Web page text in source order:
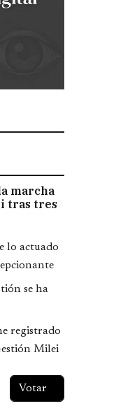
marcha
tras tres
lo actuado
se ha
registrado
Milei